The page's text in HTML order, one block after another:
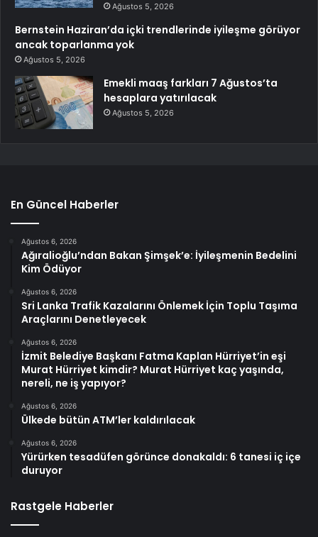
Ağustos 5, 2026
Bernstein Haziran’da içki trendlerinde iyileşme görüyor
ancak toparlanma yok
Ağustos 5, 2026
Emekli maaş farkları 7 Ağustos’ta
hesaplara yatırılacak
Ağustos 5, 2026
En Güncel Haberler
Ağustos 6, 2026
Ağıralioğlu’ndan Bakan Şimşek’e: İyileşmenin Bedelini
Kim Ödüyor
Ağustos 6, 2026
Sri Lanka Trafik Kazalarını Önlemek İçin Toplu Taşıma
Araçlarını Denetleyecek
Ağustos 6, 2026
İzmit Belediye Başkanı Fatma Kaplan Hürriyet’in eşi
Murat Hürriyet kimdir? Murat Hürriyet kaç yaşında,
nereli, ne iş yapıyor?
Ağustos 6, 2026
Ülkede bütün ATM’ler kaldırılacak
Ağustos 6, 2026
Yürürken tesadüfen görünce donakaldı: 6 tanesi iç içe
duruyor
Rastgele Haberler